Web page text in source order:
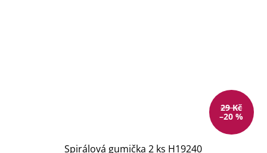
29 Kč
–20 %
Spirálová gumička 2 ks H19240